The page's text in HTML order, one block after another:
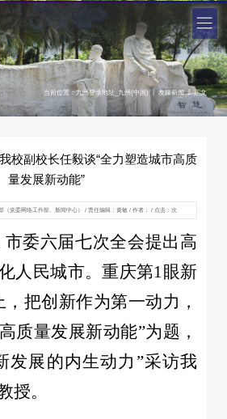
当前位置：九州登录地址_九州(中国) 友媒新闻 | 正文
校副校长任毅谈“全力塑造城市高质
量发展新动能”
（党委网络工作部、新闻中心） / 责任编辑：黄敏 / 作者： / 点击： 次
市委六届七次全会提出高
人民城市。重庆第1眼新
把创新作为第一动力，
质量发展新动能”为题，
发展的内生动力”采访我
授。